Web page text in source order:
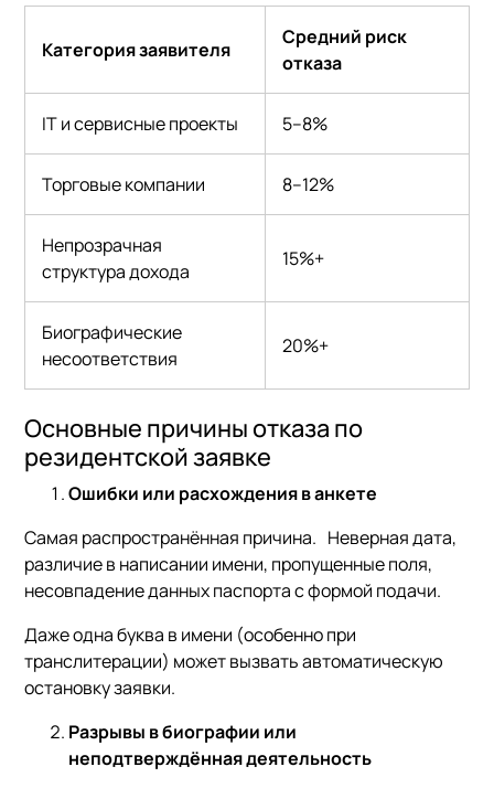
Категория заявителя
Средний риск
отказа
IT и сервисные проекты 5–8%
Торговые компании 8–12%
Непрозрачная
структура дохода
15%+
Биографические
несоответствия
20%+
Основные причины отказа по
резидентской заявке
Ошибки или расхождения в анкете
Самая распространённая причина. Неверная дата,
различие в написании имени, пропущенные поля,
несовпадение данных паспорта с формой подачи.
Даже одна буква в имени (особенно при
транслитерации) может вызвать автоматическую
остановку заявки.
Разрывы в биографии или
неподтверждённая деятельность